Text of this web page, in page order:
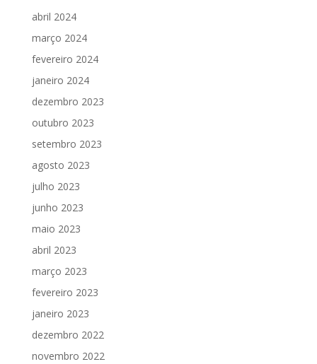
abril 2024
março 2024
fevereiro 2024
janeiro 2024
dezembro 2023
outubro 2023
setembro 2023
agosto 2023
julho 2023
junho 2023
maio 2023
abril 2023
março 2023
fevereiro 2023
janeiro 2023
dezembro 2022
novembro 2022